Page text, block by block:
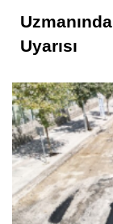
Uyarısı